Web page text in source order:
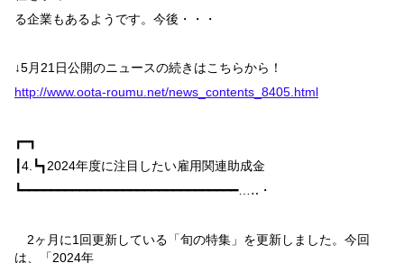
る企業もあるようです。今後・・・
↓5月21日公開のニュースの続きはこちらから！
http://www.oota-roumu.net/news_contents_8405.html
┏━┓
4. ┗┓2024年度に注目したい雇用関連助成金
┗━━━━━━━━━━━━━━━━━━━━━━━━━━━━━━…‥・
2ヶ月に1 回更新している「旬の特集」を更新しました。今回
は、「2024年